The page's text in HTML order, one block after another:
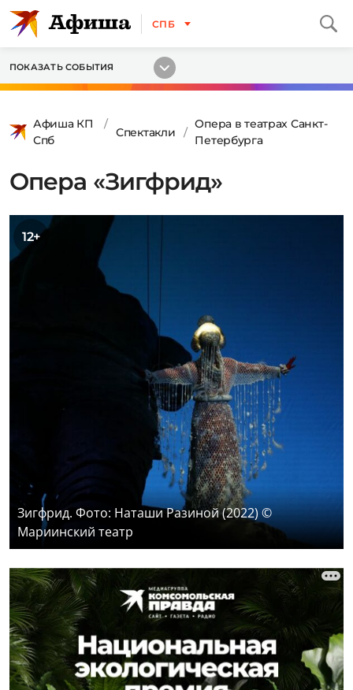
СПБ
ПОКАЗАТЬ СОБЫТИЯ
Афиша КП
Спб
Спектакли
Опера в театрах Санкт-
Петербурга
Опера «Зигфрид»
12+
Зигфрид. Фото: Наташи Разиной (2022) ©
Мариинский театр